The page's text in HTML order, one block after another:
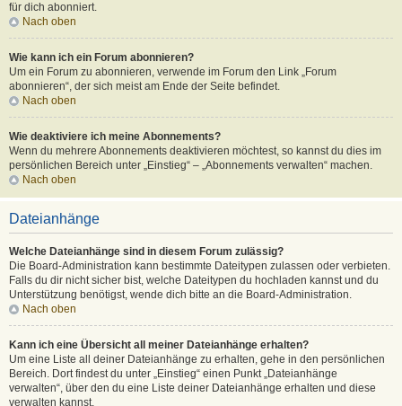
für dich abonniert.
Nach oben
Wie kann ich ein Forum abonnieren?
Um ein Forum zu abonnieren, verwende im Forum den Link „Forum
abonnieren“, der sich meist am Ende der Seite befindet.
Nach oben
Wie deaktiviere ich meine Abonnements?
Wenn du mehrere Abonnements deaktivieren möchtest, so kannst du dies im
persönlichen Bereich unter „Einstieg“ – „Abonnements verwalten“ machen.
Nach oben
Dateianhänge
Welche Dateianhänge sind in diesem Forum zulässig?
Die Board-Administration kann bestimmte Dateitypen zulassen oder verbieten.
Falls du dir nicht sicher bist, welche Dateitypen du hochladen kannst und du
Unterstützung benötigst, wende dich bitte an die Board-Administration.
Nach oben
Kann ich eine Übersicht all meiner Dateianhänge erhalten?
Um eine Liste all deiner Dateianhänge zu erhalten, gehe in den persönlichen
Bereich. Dort findest du unter „Einstieg“ einen Punkt „Dateianhänge
verwalten“, über den du eine Liste deiner Dateianhänge erhalten und diese
verwalten kannst.